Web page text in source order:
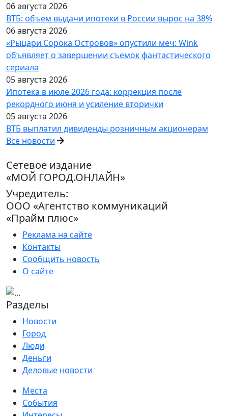
06 августа 2026
ВТБ: объем выдачи ипотеки в России вырос на 38%
06 августа 2026
«Рыцари Сорока Островов» опустили меч: Wink
объявляет о завершении съемок фантастического
сериала
05 августа 2026
Ипотека в июле 2026 года: коррекция после
рекордного июня и усиление вторички
05 августа 2026
ВТБ выплатил дивиденды розничным акционерам
Все новости
Сетевое издание
«МОЙ ГОРОД.ОНЛАЙН»
Учредитель:
ООО «Агентство коммуникаций
«Прайм плюс»
Реклама на сайте
Контакты
Сообщить новость
О сайте
Разделы
Новости
Город
Люди
Деньги
Деловые новости
Места
События